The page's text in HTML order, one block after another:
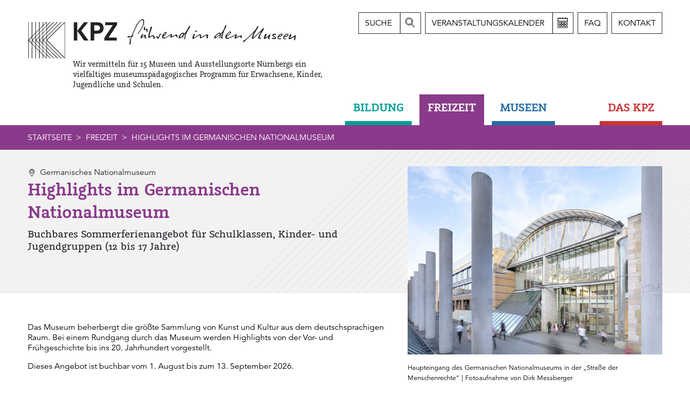
Wir vermitteln für 15 Museen und Ausstellungsorte Nürnbergs ein
vielfältiges museumspädagogisches Programm für Erwachsene, Kinder,
Jugendliche und Schulen.
SUCHE VERANSTALTUNGSKALENDER FAQ KONTAKT
BILDUNG FREIZEIT MUSEEN DAS KPZ
STARTSEITE FREIZEIT HIGHLIGHTS IM GERMANISCHEN NATIONALMUSEUM
Germanisches Nationalmuseum
Highlights im Germanischen
Nationalmuseum
Buchbares Sommerferienangebot für Schulklassen, Kinder- und
Jugendgruppen (12 bis 17 Jahre)
Das Museum beherbergt die größte Sammlung von Kunst und Kultur aus dem deutschsprachigen
Raum. Bei einem Rundgang durch das Museum werden Highlights von der Vor- und
Frühgeschichte bis ins 20. Jahrhundert vorgestellt.
Dieses Angebot ist buchbar vom 1. August bis zum 13. September 2026.
Haupteingang des Germanischen Nationalmuseums in der „Straße der
Menschenrechte“ | Fotoaufnahme von Dirk Messberger